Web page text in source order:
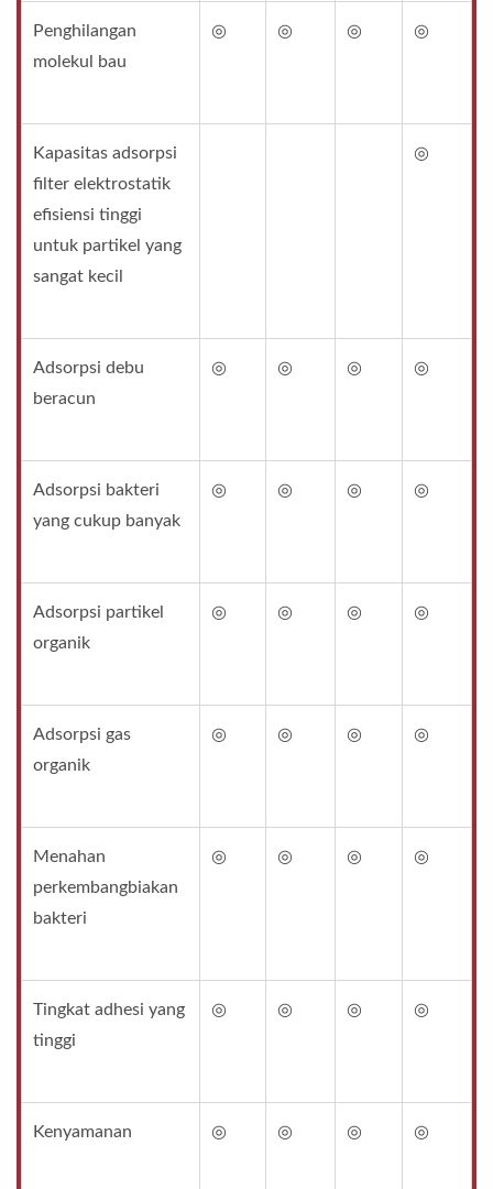
Penghilangan
molekul bau
◎ ◎ ◎ ◎
Kapasitas adsorpsi
filter elektrostatik
efisiensi tinggi
untuk partikel yang
sangat kecil
◎
Adsorpsi debu
beracun
◎ ◎ ◎ ◎
Adsorpsi bakteri
yang cukup banyak
◎ ◎ ◎ ◎
Adsorpsi partikel
organik
◎ ◎ ◎ ◎
Adsorpsi gas
organik
◎ ◎ ◎ ◎
Menahan
perkembangbiakan
bakteri
◎ ◎ ◎ ◎
Tingkat adhesi yang
tinggi
◎ ◎ ◎ ◎
Kenyamanan ◎ ◎ ◎ ◎